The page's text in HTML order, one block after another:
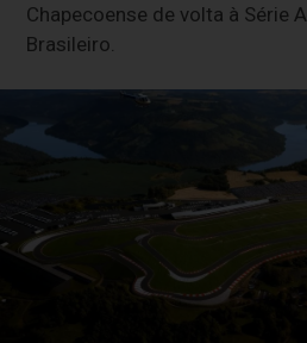
Chapecoense de volta à Série
Brasileiro.